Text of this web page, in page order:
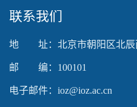
联系我们
地 址：北京市朝阳区北辰
邮 编：100101
电子邮件：ioz@ioz.ac.cn